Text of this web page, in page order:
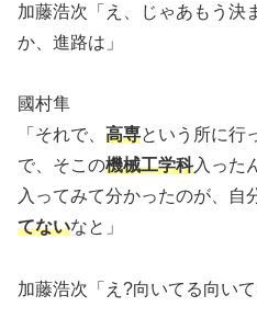
加藤浩次「え、じゃあもう決
か、進路は」
國村隼
「それで、 高専という所に行
で、そこの機械工学科入った
入ってみて分かったのが、自
てないなと」
加藤浩次「え?向いてる向い